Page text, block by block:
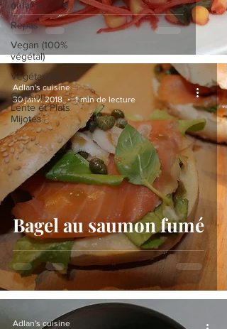
enfants
Repas
Vegan (100%
végétal)
Végétarien
Cuisson
Lente et Plats
Mijotés
Bagel au saumon fumé
Adlan's cuisine
30 janv. 2018
1 min de lecture
Adlan's cuisine